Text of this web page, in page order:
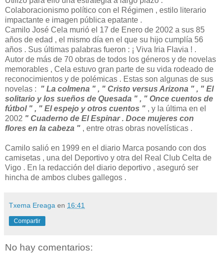
Colaboracionismo político con el Régimen , estilo literario
impactante e imagen pública epatante .
Camilo José Cela murió el 17 de Enero de 2002 a sus 85
años de edad , el mismo día en el que su hijo cumplía 56
años . Sus últimas palabras fueron : ¡ Viva Iria Flavia ! .
Autor de más de 70 obras de todos los géneros y de novelas
memorables , Cela estuvo gran parte de su vida rodeado de
reconocimientos y de polémicas . Estas son algunas de sus
novelas : " La colmena " , " Cristo versus Arizona " , " El
solitario y los sueños de Quesada " , " Once cuentos de
fútbol " , " El espejo y otros cuentos " , y la última en el
2002 " Cuaderno de El Espinar . Doce mujeres con
flores en la cabeza " , entre otras obras novelísticas .
Camilo salió en 1999 en el diario Marca posando con dos
camisetas , una del Deportivo y otra del Real Club Celta de
Vigo . En la redacción del diario deportivo , aseguró ser
hincha de ambos clubes gallegos .
Txema Ereaga en 16:41
Compartir
No hay comentarios: